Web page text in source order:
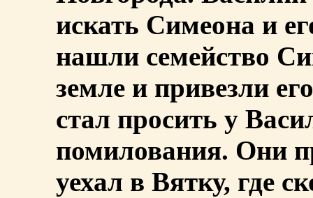
искать Симеона и
нашли семейство
земле и привезли
стал просить у
помилования. Они
уехал в Вятку, где